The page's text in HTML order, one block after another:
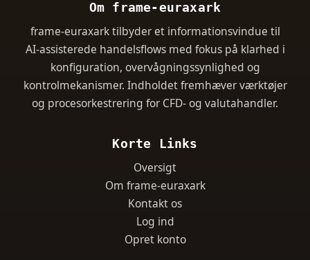
Om frame-euraxark
frame-euraxark tilbyder et informationsvindue til
AI-assisterede handelsflows med fokus på klarhed i
konfiguration, overvågningssynlighed og
kontrolmekanismer. Indholdet fremhæver værktøjer
og procesorkestrering for CFD- og valutahandler.
Korte Links
Oversigt
Om frame-euraxark
Kontakt os
Log ind
Opret konto